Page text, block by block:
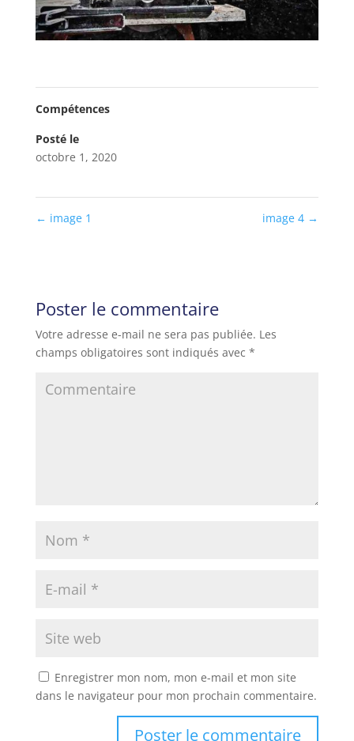
Compétences
Posté le
octobre 1, 2020
← image 1 image 4 →
Poster le commentaire
Votre adresse e-mail ne sera pas publiée. Les
champs obligatoires sont indiqués avec *
Enregistrer mon nom, mon e-mail et mon site
dans le navigateur pour mon prochain commentaire.